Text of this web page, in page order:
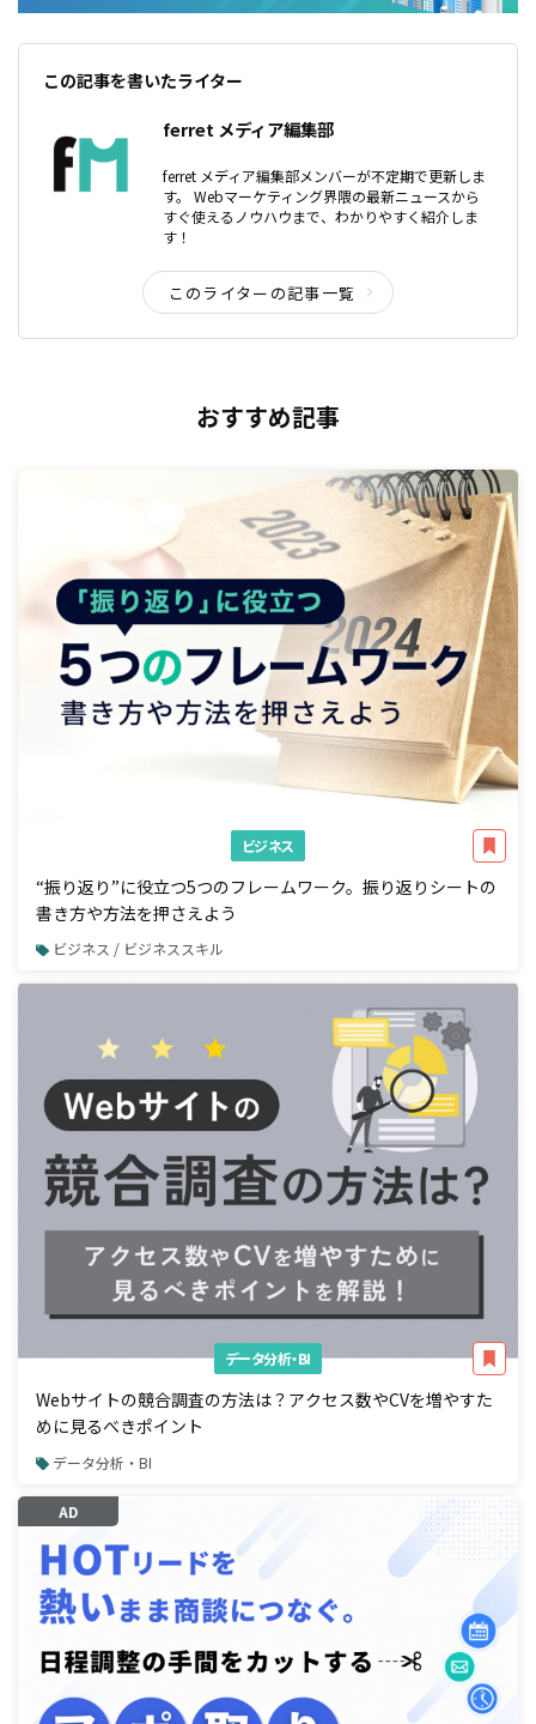
この記事を書いたライター
ferret メディア編集部
ferret メディア編集部メンバーが不定期で更新しま
す。 Webマーケティング界隈の最新ニュースから
すぐ使えるノウハウまで、わかりやすく紹介しま
す！
このライターの記事一覧
おすすめ記事
ビジネス
“振り返り”に役立つ5つのフレームワーク。振り返りシートの
書き方や方法を押さえよう
ビジネス / ビジネススキル
データ分析・BI
Webサイトの競合調査の方法は？アクセス数やCVを増やすた
めに見るべきポイント
データ分析・BI
AD